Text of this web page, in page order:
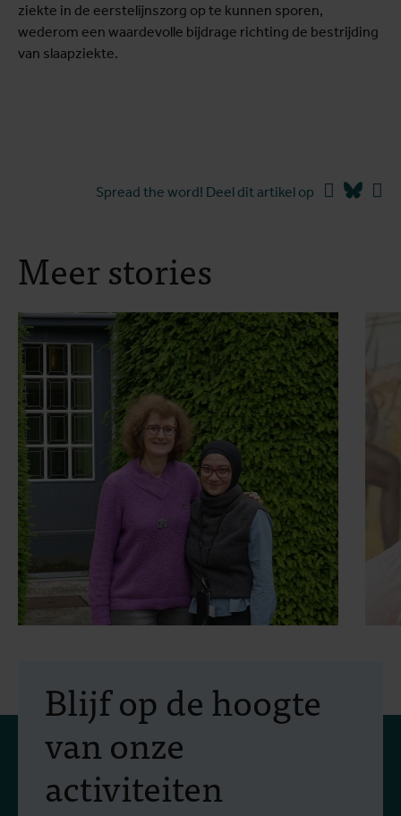
ziekte in de eerstelijnszorg op te kunnen sporen,
wederom een waardevolle bijdrage richting de bestrijding
van slaapziekte.
Spread the word! Deel dit artikel op Facebook
Meer stories
“Dit gaat over meer dan
geneeskunde, het gaat
over systemen, gelijkheid
en moed.”
Een gesprek met Marleen Boelaert-
Blijf op de hoogte
van onze
activiteiten